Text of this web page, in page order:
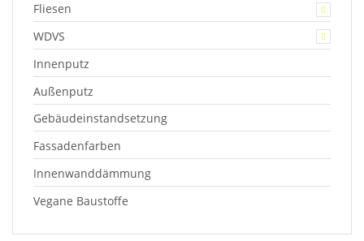
Fliesen
WDVS
Innenputz
Außenputz
Gebäudeinstandsetzung
Fassadenfarben
Innenwanddämmung
Vegane Baustoffe